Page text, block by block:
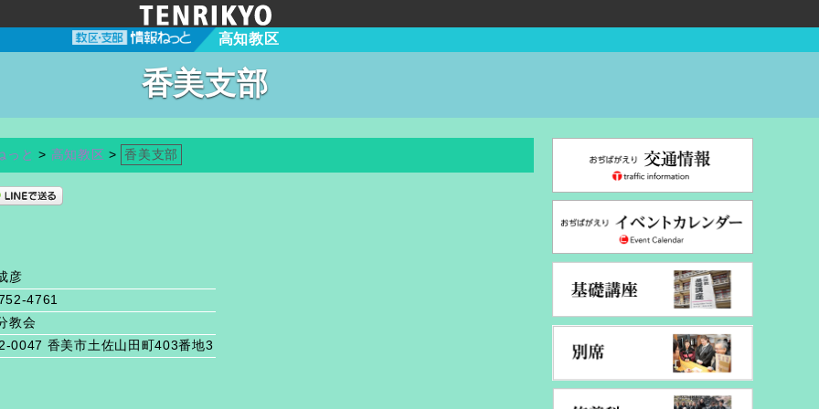
高知教区
香美支部
っと > 高知教区 > 香美支部
彦
4761
教会
0047 香美市土佐山田町403番地3